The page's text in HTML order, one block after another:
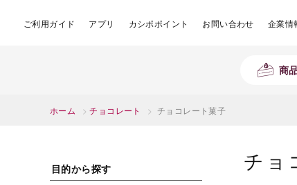
ご利用ガイド アプリ カシポポイント お問い合わせ 企業情
商
ホーム >チョコレート > チョコレート菓子
目的から探す チョ